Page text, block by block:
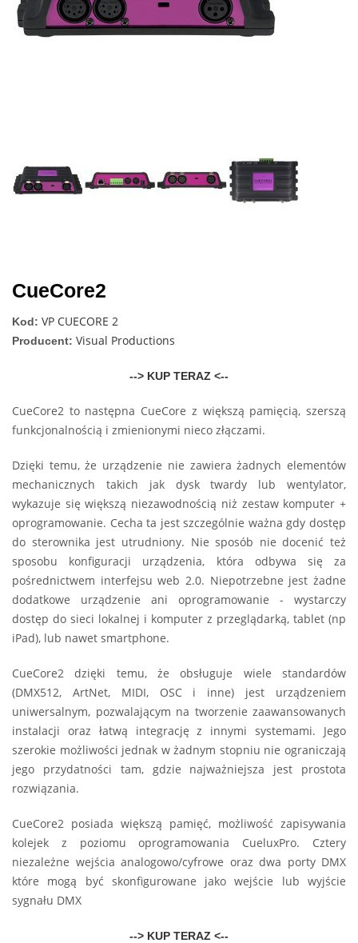
CueCore2
Kod: VP CUECORE 2
Producent: Visual Productions
--> KUP TERAZ <--
CueCore2 to następna CueCore z większą pamięcią, szerszą
funkcjonalnością i zmienionymi nieco złączami.
Dzięki temu, że urządzenie nie zawiera żadnych elementów
mechanicznych takich jak dysk twardy lub wentylator,
wykazuje się większą niezawodnością niż zestaw komputer +
oprogramowanie. Cecha ta jest szczególnie ważna gdy dostęp
do sterownika jest utrudniony. Nie sposób nie docenić też
sposobu konfiguracji urządzenia, która odbywa się za
pośrednictwem interfejsu web 2.0. Niepotrzebne jest żadne
dodatkowe urządzenie ani oprogramowanie - wystarczy
dostęp do sieci lokalnej i komputer z przeglądarką, tablet (np
iPad), lub nawet smartphone.
CueCore2 dzięki temu, że obsługuje wiele standardów
(DMX512, ArtNet, MIDI, OSC i inne) jest urządzeniem
uniwersalnym, pozwalającym na tworzenie zaawansowanych
instalacji oraz łatwą integrację z innymi systemami. Jego
szerokie możliwości jednak w żadnym stopniu nie ograniczają
jego przydatności tam, gdzie najważniejsza jest prostota
rozwiązania.
CueCore2 posiada większą pamięć, możliwość zapisywania
kolejek z poziomu oprogramowania CueluxPro. Cztery
niezależne wejścia analogowo/cyfrowe oraz dwa porty DMX
które mogą być skonfigurowane jako wejście lub wyjście
sygnału DMX
--> KUP TERAZ <--